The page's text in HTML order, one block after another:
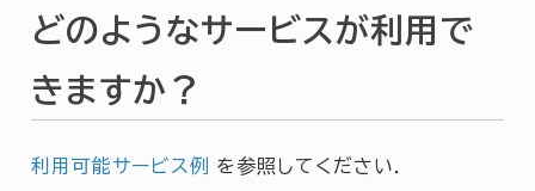
どのようなサービスが利用で
きますか？
利用可能サービス例 を参照してください．